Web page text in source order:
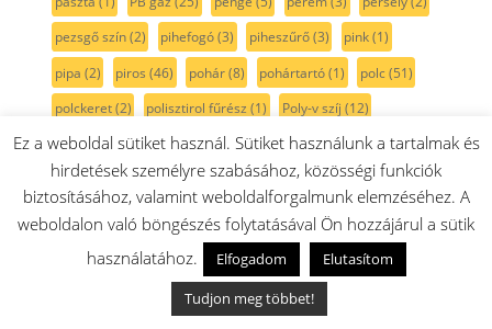
pezsgő szín(2) pihefogó(3) piheszűrő(3) pink(1)
pipa (2) piros (46) pohár(8) pohártartó(1) polc(51)
polckeret(2) polisztirol fűrész (1) Poly-v szíj (12)
polírozógép(1) por(1) porleválasztó(1) porszívó (454)
porszívócső(9) porszívókefe(45) Porszívó motor(15)
porszívómotor(14) porszűrő (62) portartály
(46)
porzsák(25) porzsák nélküli porzsáktartó
(8)
(5) porzsáktartóegység(6)
Ez a weboldal sütiket használ. Sütiket használunk a tartalmak és
hirdetések személyre szabásához, közösségi funkciók
biztosításához, valamint weboldalforgalmunk elemzéséhez. A
weboldalon való böngészés folytatásával Ön hozzájárul a sütik
használatához.
Elfogadom
Elutasítom
Tudjon meg többet!